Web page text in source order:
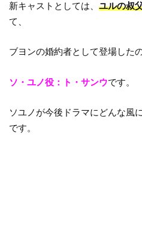
新キャストとしては、ユルの叔
て、
ブヨンの婚約者として登場した
ソ・ユノ役：ト・サンウです。
ソユノが今後ドラマにどんな風
です。